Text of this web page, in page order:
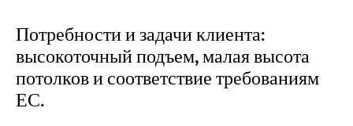
Потребности и задачи клиента:
высокоточный подъем, малая высота
потолков и соответствие требованиям
ЕС.